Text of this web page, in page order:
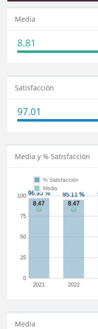
Media
8.81
Satisfacción
97.01
Media y % Satisfacción
2021 2022
0
25
50
75
100
% Satisfacción
Media
Media